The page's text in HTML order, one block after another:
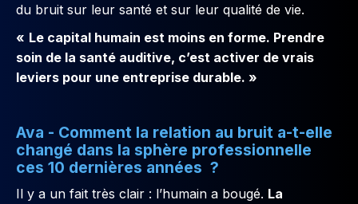
du bruit sur leur santé et sur leur qualité de vie.
« Le capital humain est moins en forme. Prendre
soin de la santé auditive, c’est activer de vrais
leviers pour une entreprise durable. »
Ava - Comment la relation au bruit a-t-elle
changé dans la sphère professionnelle
ces 10 dernières années ?
Il y a un fait très clair : l’humain a bougé. La